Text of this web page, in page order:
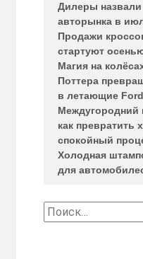
Дилеры
авторынка в
Продажи
стартуют
Магия на
Поттера
в летающие
Междугородний
как превратить
спокойный
Холодная
для
Найти: